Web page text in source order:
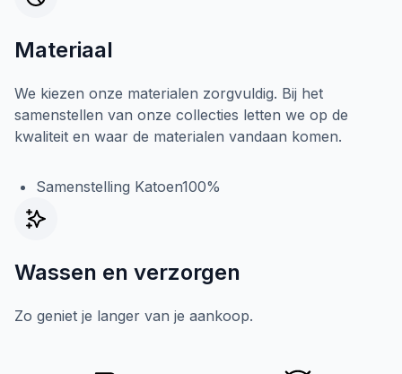
Materiaal
We kiezen onze materialen zorgvuldig. Bij het
samenstellen van onze collecties letten we op de
kwaliteit en waar de materialen vandaan komen.
Samenstelling Katoen100%
Wassen en verzorgen
Zo geniet je langer van je aankoop.